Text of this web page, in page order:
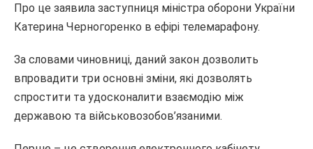
Про це заявила заступниця міністра оборони України
Катерина Черногоренко в ефірі телемарафону.
За словами чиновниці, даний закон дозволить
впровадити три основні зміни, які дозволять
спростити та удосконалити взаємодію між
державою та військовозобов’язаними.